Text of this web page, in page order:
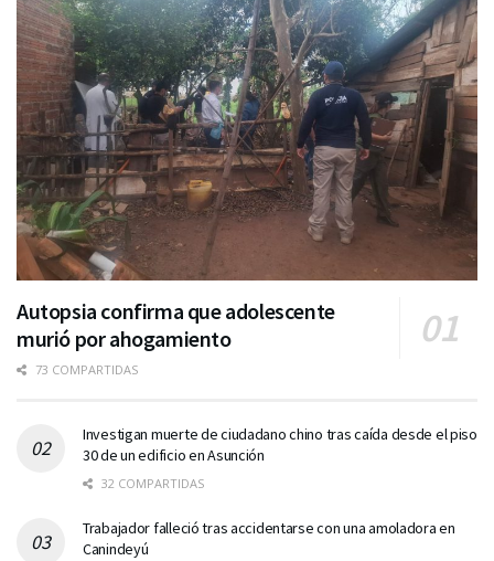
Autopsia confirma que adolescente
murió por ahogamiento
73 COMPARTIDAS
Investigan muerte de ciudadano chino tras caída desde el piso
30 de un edificio en Asunción
32 COMPARTIDAS
Trabajador falleció tras accidentarse con una amoladora en
Canindeyú